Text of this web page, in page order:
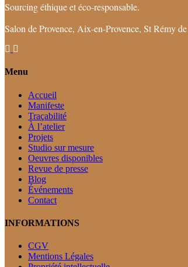
Sourcing éthique et éco-responsable.
Salon de Provence, Aix-en-Provence, St Rémy
Menu
Accueil
Manifeste
Traçabilité
À l’atelier
Projets
Studio sur mesure
Oeuvres disponibles
Revue de presse
Blog
Événements
Contact
INFORMATIONS
CGV
Mentions Légales